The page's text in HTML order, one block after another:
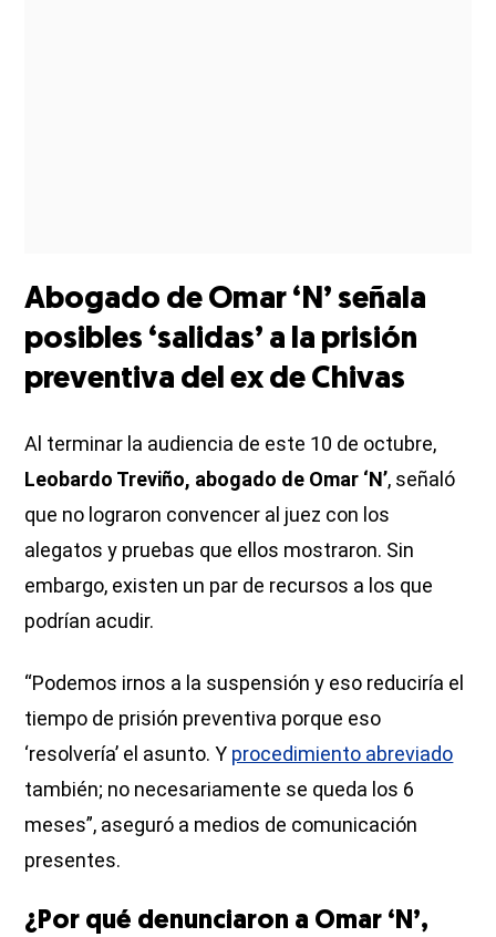
Abogado de Omar ‘N’ señala
posibles ‘salidas’ a la prisión
preventiva del ex de Chivas
Al terminar la audiencia de este 10 de octubre,
Leobardo Treviño, abogado de Omar ‘N’, señaló
que no lograron convencer al juez con los
alegatos y pruebas que ellos mostraron. Sin
embargo, existen un par de recursos a los que
podrían acudir.
“Podemos irnos a la suspensión y eso reduciría el
tiempo de prisión preventiva porque eso
‘resolvería’ el asunto. Y procedimiento abreviado
también; no necesariamente se queda los 6
meses”, aseguró a medios de comunicación
presentes.
¿Por qué denunciaron a Omar ‘N’,